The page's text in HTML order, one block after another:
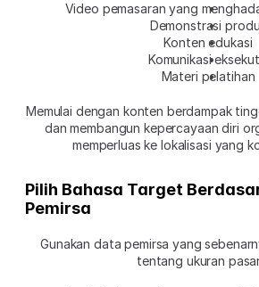
Video pemasaran yang
Demonstrasi
Konten edukasi
Komunikasi
Materi pelatihan
Memulai dengan konten berdampak
dan membangun kepercayaan diri
memperluas ke lokalisasi yang
Pilih Bahasa Target
Pemirsa
Gunakan data pemirsa yang
tentang ukuran